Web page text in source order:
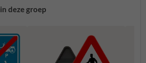
deze groep